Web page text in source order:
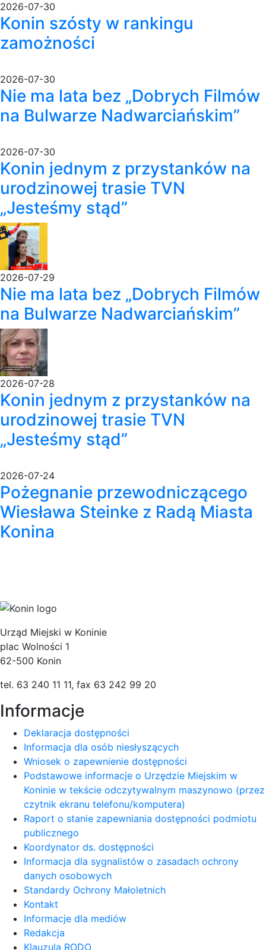
2026-07-30
Konin szósty w rankingu
zamożności
2026-07-30
Nie ma lata bez „Dobrych Filmów
na Bulwarze Nadwarciańskim”
2026-07-30
Konin jednym z przystanków na
urodzinowej trasie TVN
„Jesteśmy stąd”
2026-07-29
Nie ma lata bez „Dobrych Filmów
na Bulwarze Nadwarciańskim”
2026-07-28
Konin jednym z przystanków na
urodzinowej trasie TVN
„Jesteśmy stąd”
2026-07-24
Pożegnanie przewodniczącego
Wiesława Steinke z Radą Miasta
Konina
Urząd Miejski w Koninie
plac Wolności 1
62-500 Konin
tel. 63 240 11 11, fax 63 242 99 20
Informacje
Deklaracja dostępności
Informacja dla osób niesłyszących
Wniosek o zapewnienie dostępności
Podstawowe informacje o Urzędzie Miejskim w
Koninie w tekście odczytywalnym maszynowo (przez
czytnik ekranu telefonu/komputera)
Raport o stanie zapewniania dostępności podmiotu
publicznego
Koordynator ds. dostępności
Informacja dla sygnalistów o zasadach ochrony
danych osobowych
Standardy Ochrony Małoletnich
Kontakt
Informacje dla mediów
Redakcja
Klauzula RODO